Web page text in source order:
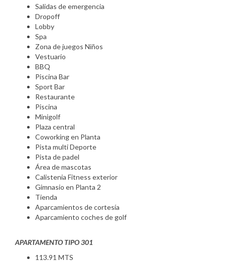
Salidas de emergencia
Dropoff
Lobby
Spa
Zona de juegos Niños
Vestuario
BBQ
Piscina Bar
Sport Bar
Restaurante
Piscina
Minigolf
Plaza central
Coworking en Planta
Pista multi Deporte
Pista de padel
Área de mascotas
Calistenia Fitness exterior
Gimnasio en Planta 2
Tienda
Aparcamientos de cortesía
Aparcamiento coches de golf
APARTAMENTO TIPO 301
113.91 MTS